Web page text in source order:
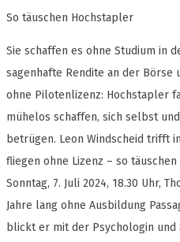
So täuschen Hochstapler
Sie schaffen es ohne Studium in
sagenhafte Rendite an der Börse
ohne Pilotenlizenz: Hochstapler
mühelos schaffen, sich selbst
betrügen. Leon Windscheid trifft
fliegen ohne Lizenz – so
Sonntag, 7. Juli 2024, 18.30 Uhr,
Jahre lang ohne Ausbildung
blickt er mit der Psychologin und